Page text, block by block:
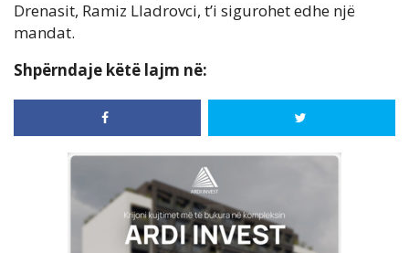
Drenasit, Ramiz Lladrovci, t’i sigurohet edhe një
mandat.
Shpërndaje këtë lajm në: